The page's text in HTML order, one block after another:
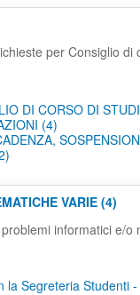
per Consiglio di
DI CORSO DI
(4)
VARIE (4)
informatici e/o
la Segreteria Studenti